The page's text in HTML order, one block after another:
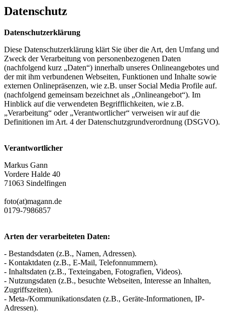
Datenschutz
Datenschutzerklärung
Diese Datenschutzerklärung klärt Sie über die Art, den Umfang und
Zweck der Verarbeitung von personenbezogenen Daten
(nachfolgend kurz „Daten“) innerhalb unseres Onlineangebotes und
der mit ihm verbundenen Webseiten, Funktionen und Inhalte sowie
externen Onlinepräsenzen, wie z.B. unser Social Media Profile auf.
(nachfolgend gemeinsam bezeichnet als „Onlineangebot“). Im
Hinblick auf die verwendeten Begrifflichkeiten, wie z.B.
„Verarbeitung“ oder „Verantwortlicher“ verweisen wir auf die
Definitionen im Art. 4 der Datenschutzgrundverordnung (DSGVO).
Verantwortlicher
Markus Gann
Vordere Halde 40
71063 Sindelfingen
foto(at)magann.de
0179-7986857
Arten der verarbeiteten Daten:
- Bestandsdaten (z.B., Namen, Adressen).
- Kontaktdaten (z.B., E-Mail, Telefonnummern).
- Inhaltsdaten (z.B., Texteingaben, Fotografien, Videos).
- Nutzungsdaten (z.B., besuchte Webseiten, Interesse an Inhalten,
Zugriffszeiten).
- Meta-/Kommunikationsdaten (z.B., Geräte-Informationen, IP-
Adressen).